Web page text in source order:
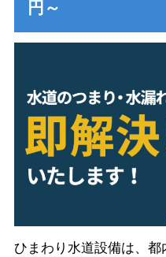
円～
ひまわり水道設備は、